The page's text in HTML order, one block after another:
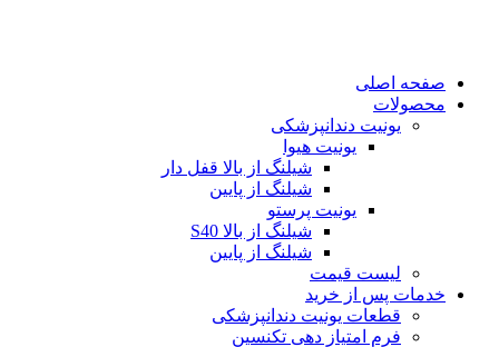
صفحه اصلی
محصولات
یونیت دندانپزشکی
یونیت هیوا
شیلنگ از بالا قفل دار
شیلنگ از پایین
یونیت پرستو
شیلنگ از بالا S40
شیلنگ از پایین
لیست قیمت
خدمات پس از خرید
قطعات یونیت دندانپزشکی
فرم امتیاز دهی تکنسین